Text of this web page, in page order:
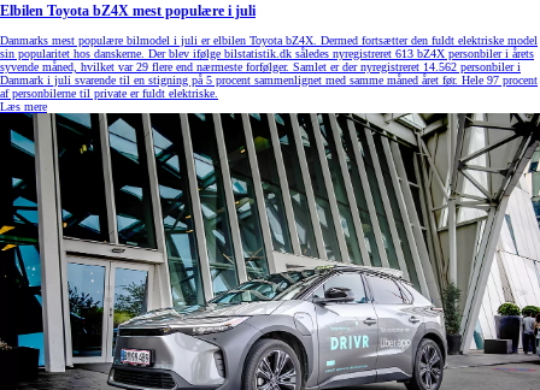
Elbilen Toyota bZ4X mest populære i juli
Danmarks mest populære bilmodel i juli er elbilen Toyota bZ4X. Dermed fortsætter den fuldt elektriske model
sin popularitet hos danskerne. Der blev ifølge bilstatistik.dk således nyregistreret 613 bZ4X personbiler i årets
syvende måned, hvilket var 29 flere end nærmeste forfølger. Samlet er der nyregistreret 14.562 personbiler i
Danmark i juli svarende til en stigning på 5 procent sammenlignet med samme måned året før. Hele 97 procent
af personbilerne til private er fuldt elektriske.
Læs mere